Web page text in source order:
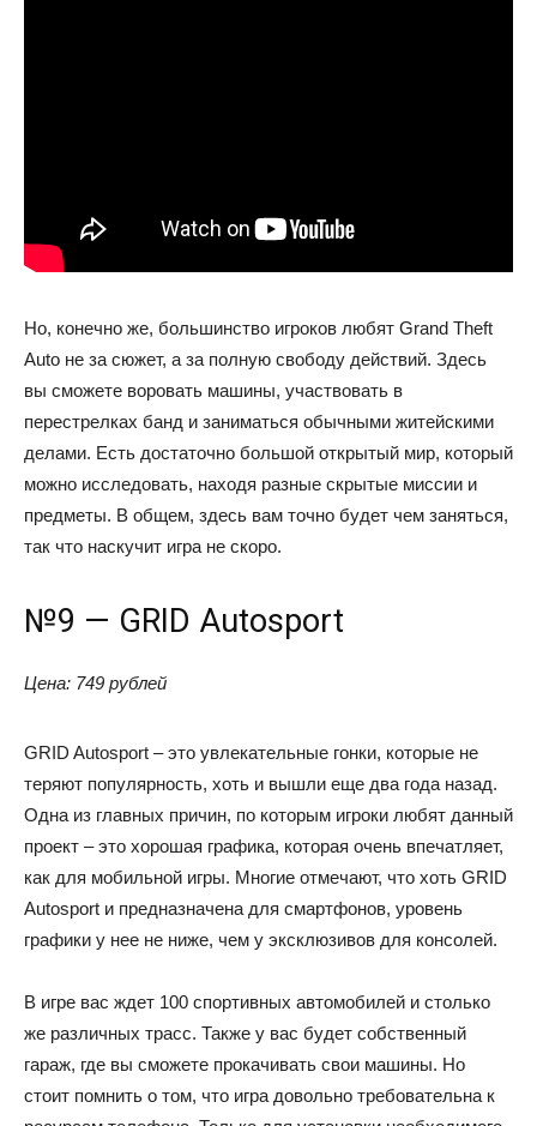
Но, конечно же, большинство игроков любят Grand Theft
Auto не за сюжет, а за полную свободу действий. Здесь
вы сможете воровать машины, участвовать в
перестрелках банд и заниматься обычными житейскими
делами. Есть достаточно большой открытый мир, который
можно исследовать, находя разные скрытые миссии и
предметы. В общем, здесь вам точно будет чем заняться,
так что наскучит игра не скоро.
№9 — GRID Autosport
Цена: 749 рублей
GRID Autosport – это увлекательные гонки, которые не
теряют популярность, хоть и вышли еще два года назад.
Одна из главных причин, по которым игроки любят данный
проект – это хорошая графика, которая очень впечатляет,
как для мобильной игры. Многие отмечают, что хоть GRID
Autosport и предназначена для смартфонов, уровень
графики у нее не ниже, чем у эксклюзивов для консолей.
В игре вас ждет 100 спортивных автомобилей и столько
же различных трасс. Также у вас будет собственный
гараж, где вы сможете прокачивать свои машины. Но
стоит помнить о том, что игра довольно требовательна к